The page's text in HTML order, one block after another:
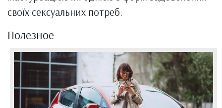
своїх сексуальних потреб.
Полезное